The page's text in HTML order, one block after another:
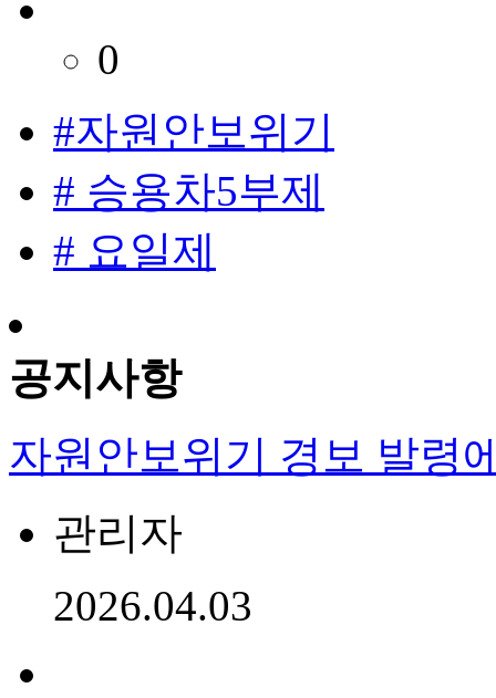
0
#자원안보위기
# 승용차5부제
# 요일제
공지사항
자원안보위기 경보 발령
관리자
2026.04.03